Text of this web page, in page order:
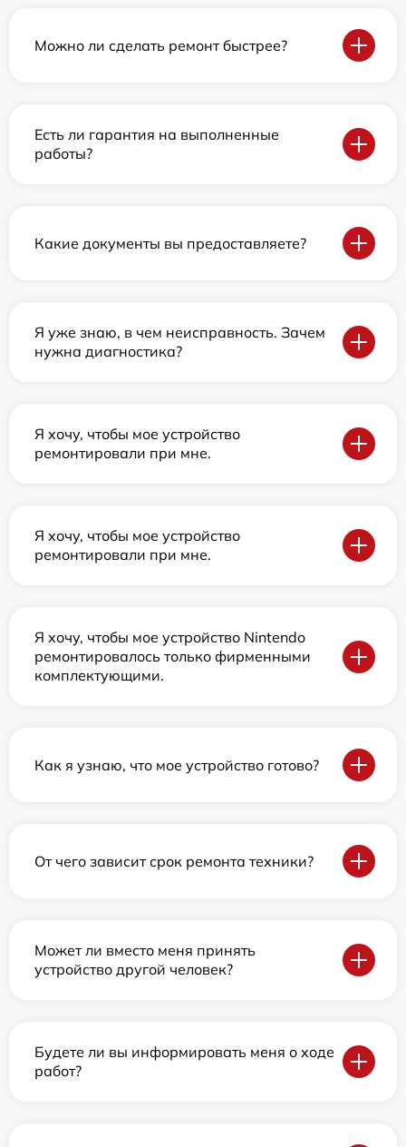
Можно ли сделать ремонт быстрее?
Есть ли гарантия на выполненные
работы?
Какие документы вы предоставляете?
Я уже знаю, в чем неисправность. Зачем
нужна диагностика?
Я хочу, чтобы мое устройство
ремонтировали при мне.
Я хочу, чтобы мое устройство
ремонтировали при мне.
Я хочу, чтобы мое устройство Nintendo
ремонтировалось только фирменными
комплектующими.
Как я узнаю, что мое устройство готово?
От чего зависит срок ремонта техники?
Может ли вместо меня принять
устройство другой человек?
Будете ли вы информировать меня о ходе
работ?